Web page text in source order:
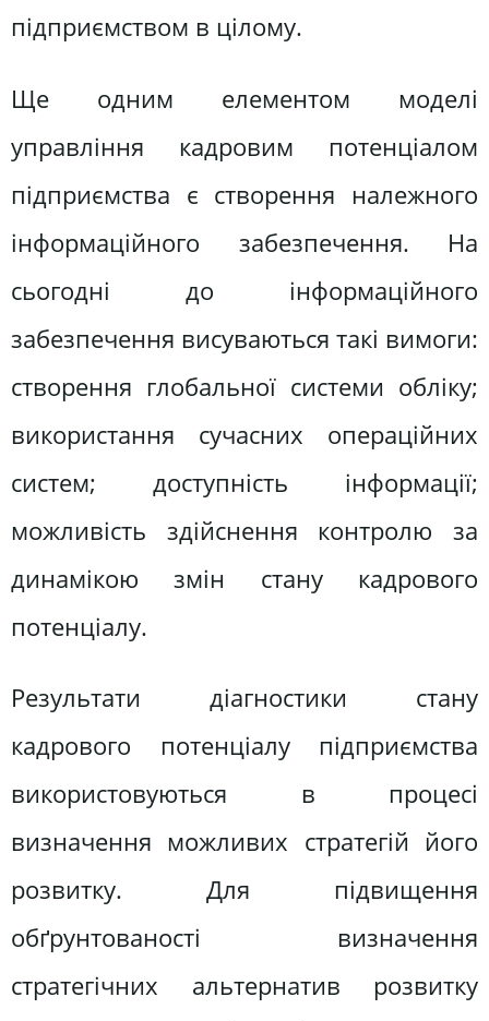
підприємством в цілому.
Ще одним елементом моделі
управління кадровим потенціалом
підприємства є створення належного
інформаційного забезпечення. На
сьогодні до інформаційного
забезпечення висуваються такі вимоги:
створення глобальної системи обліку;
використання сучасних операційних
систем; доступність інформації;
можливість здійснення контролю за
динамікою змін стану кадрового
потенціалу.
Результати діагностики стану
кадрового потенціалу підприємства
використовуються в процесі
визначення можливих стратегій його
розвитку. Для підвищення
обґрунтованості визначення
стратегічних альтернатив розвитку